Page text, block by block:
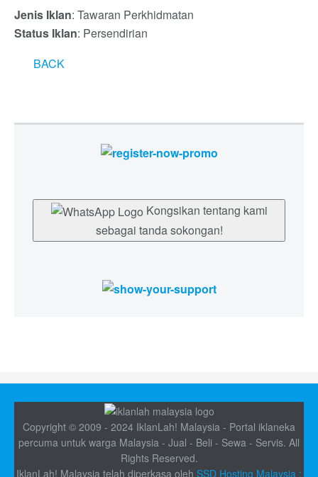
Jenis Iklan: Tawaran Perkhidmatan
Status Iklan: Persendirian
BACK
sebagai tanda sokongan!
Copyright © 2009 - 2024 IklanLah! Malaysia - Portal iklaneka
percuma untuk warga Malaysia - Jual - Beli - Sewa - Servis. All
Rights Reserved.
IklanLah! Malaysia telah diperkasa oleh SSD Hosting Malaysia :